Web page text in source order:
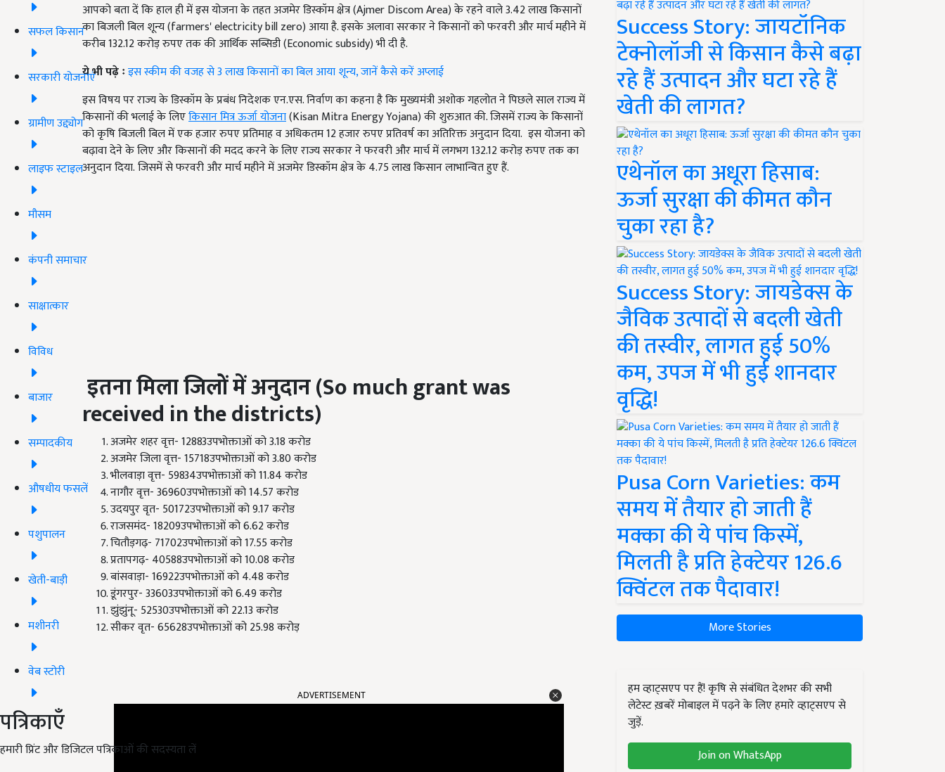
सफल किसान
सरकारी योजनाएं
ग्रामीण उद्द्योग
लाइफ स्टाइल
मौसम
कंपनी समाचार
साक्षात्कार
विविध
बाजार
सम्पादकीय
औषधीय फसलें
पशुपालन
खेती-बाड़ी
मशीनरी
वेब स्टोरी
पत्रिकाएँ
हमारी प्रिंट और डिजिटल पत्रिकाओं की सदस्यता लें
आपको बता दें कि हाल ही में इस योजना के तहत अजमेर डिस्कॉम क्षेत्र (Ajmer Discom Area) के रहने वाले 3.42 लाख किसानों
का बिजली बिल शून्य (farmers' electricity bill zero) आया है. इसके अलावा सरकार ने किसानों को फरवरी और मार्च महीने में
करीब 132.12 करोड़ रुपए तक की आर्थिक सब्सिडी (Economic subsidy) भी दी है.
ये भी पढ़े ःइस स्कीम की वजह से 3 लाख किसानों का बिल आया शून्य, जानें कैसे करें अप्लाई
इस विषय पर राज्य के डिस्कॉम के प्रबंध निदेशक एन.एस. निर्वाण का कहना है कि मुख्यमंत्री अशोक गहलोत ने पिछले साल राज्य में
किसानों की भलाई के लिएकिसान मित्र ऊर्जा योजना(Kisan Mitra Energy Yojana) की शुरुआत की. जिसमें राज्य के किसानों
को कृषि बिजली बिल में एक हजार रुपए प्रतिमाह व अधिकतम 12 हजार रुपए प्रतिवर्ष का अतिरिक्त अनुदान दिया. इस योजना को
बढ़ावा देने के लिए और किसानों की मदद करने के लिए राज्य सरकार ने फरवरी और मार्च में लगभग 132.12 करोड़ रुपए तक का
अनुदान दिया. जिसमें से फरवरी और मार्च महीने में अजमेर डिस्कॉम क्षेत्र के 4.75 लाख किसान लाभान्वित हुए हैं.
इतना मिला जिलों में अनुदान(So much grant was
received in the districts)
अजमेर शहर वृत्त- 12883उपभोक्ताओं को 3.18 करोड
अजमेर जिला वृत्त- 15718उपभोक्ताओं को 3.80 करोड
भीलवाड़ा वृत्त- 59834उपभोक्ताओं को 11.84 करोड
नागौर वृत्त- 36960उपभोक्ताओं को 14.57 करोड
उदयपुर वृत- 50172उपभोक्ताओं को 9.17 करोड
राजसमंद- 18209उपभोक्ताओं को 6.62 करोड
चितौड़गढ़- 71702उपभोक्ताओं को 17.55 करोड
प्रतापगढ़- 40588उपभोक्ताओं को 10.08 करोड
बांसवाड़ा- 16922उपभोक्ताओं को 4.48 करोड
डूंगरपुर- 33603उपभोक्ताओं को 6.49 करोड
झुंझुंनू- 52530उपभोक्ताओं को 22.13 करोड
सीकर वृत- 65628उपभोक्ताओं को 25.98 करोड़
Success Story: जायटॉनिक
टेक्नोलॉजी से किसान कैसे बढ़ा
रहे हैं उत्पादन और घटा रहे हैं
खेती की लागत?
एथेनॉल का अधूरा हिसाब:
ऊर्जा सुरक्षा की कीमत कौन
चुका रहा है?
Success Story: जायडेक्स के
जैविक उत्पादों से बदली खेती
की तस्वीर, लागत हुई 50%
कम, उपज में भी हुई शानदार
वृद्धि!
Pusa Corn Varieties: कम
समय में तैयार हो जाती हैं
मक्का की ये पांच किस्में,
मिलती है प्रति हेक्टेयर 126.6
क्विंटल तक पैदावार!
More Stories
हम व्हाट्सएप पर हैं! कृषि से संबंधित देशभर की सभी
लेटेस्ट ख़बरें मोबाइल में पढ़ने के लिए हमारे व्हाट्सएप से
जुड़ें.
Join on WhatsApp